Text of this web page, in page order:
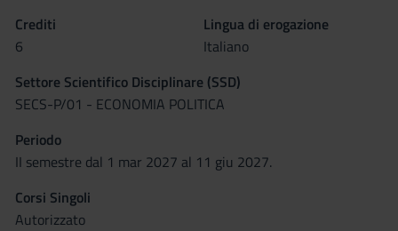
Crediti
6
Lingua di erogazione
Italiano
Settore Scientifico Disciplinare (SSD)
SECS-P/01 - ECONOMIA POLITICA
Periodo
II semestre dal 1 mar 2027 al 11 giu 2027.
Corsi Singoli
Autorizzato